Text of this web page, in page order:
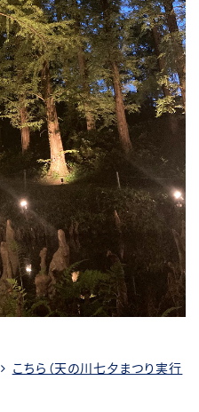
こちら（天の川七夕まつり実行